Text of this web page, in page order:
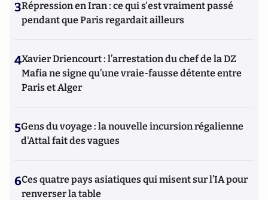
3Répression en Iran : ce qui s'est vraiment passé
pendant que Paris regardait ailleurs
4Xavier Driencourt : l’arrestation du chef de la DZ
Mafia ne signe qu’une vraie-fausse détente entre
Paris et Alger
5Gens du voyage : la nouvelle incursion régalienne
d'Attal fait des vagues
6Ces quatre pays asiatiques qui misent sur l’IA pour
renverser la table